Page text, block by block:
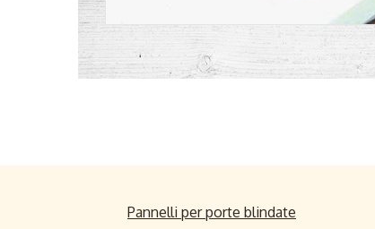
Pannelli per porte blindate